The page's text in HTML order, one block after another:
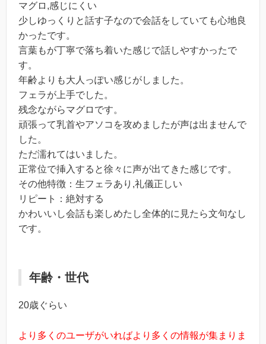
マグロ,感じにくい
少しゆっくりと話す子なので会話をしていても心地良
かったです。
言葉もが丁寧で落ち着いた感じで話しやすかったで
す。
年齢よりも大人っぽい感じがしました。
フェラが上手でした。
残念ながらマグロです。
頑張って乳首やアソコを攻めましたが声は出ませんで
した。
ただ濡れてはいました。
正常位で挿入すると徐々に声が出てきた感じです。
その他特徴：生フェラあり,礼儀正しい
リピート：絶対する
かわいいし会話も楽しめたし全体的に見たら文句なし
です。
年齢・世代
20歳ぐらい
より多くのユーザがいればより多くの情報が集まりま